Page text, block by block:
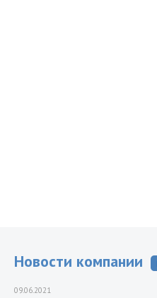
Новости компании
09.06.2021